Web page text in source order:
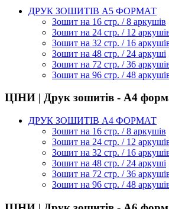
ДРУК ЗОШИТІВ А5 ФОРМАТ
Зошит на 16 стр. / 8 аркушів
Зошит на 24 стр. / 12
Зошит на 32 стр. / 16
Зошит на 48 стр. / 24 аркуші
Зошит на 72 стр. / 36
Зошит на 96 стр. / 48
ЦІНИ | Друк зошитів - А4
ДРУК ЗОШИТІВ А4 ФОРМАТ
Зошит на 16 стр. / 8 аркушів
Зошит на 24 стр. / 12
Зошит на 32 стр. / 16
Зошит на 48 стр. / 24 аркуші
Зошит на 72 стр. / 36
Зошит на 96 стр. / 48